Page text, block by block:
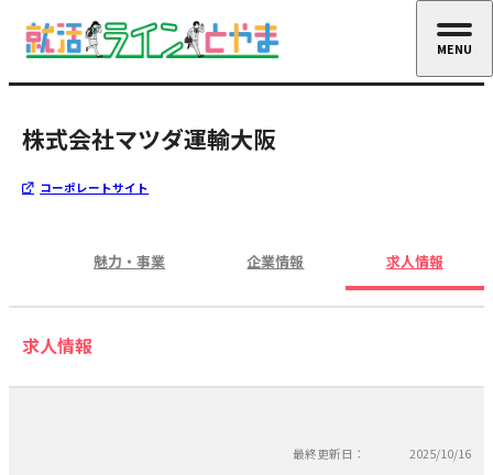
株式会社マツダ運輸大阪
コーポレートサイト
魅力・事業 企業情報 求人情報
求人情報
最終更新日： 2025/10/16
MENU